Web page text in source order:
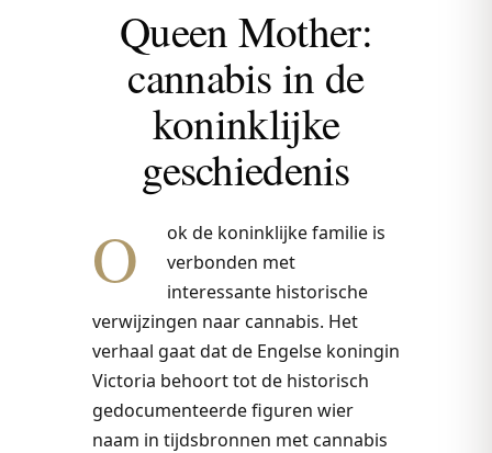
Queen Mother:
cannabis in de
koninklijke
geschiedenis
O
ok de koninklijke familie is
verbonden met
interessante historische
verwijzingen naar cannabis. Het
verhaal gaat dat de Engelse koningin
Victoria behoort tot de historisch
gedocumenteerde figuren wier
naam in tijdsbronnen met cannabis